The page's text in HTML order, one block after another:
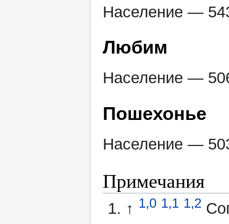
Население —
Любим
Население —
Пошехонье
Население —
Примечания
↑ 1,0 1,1 1,2